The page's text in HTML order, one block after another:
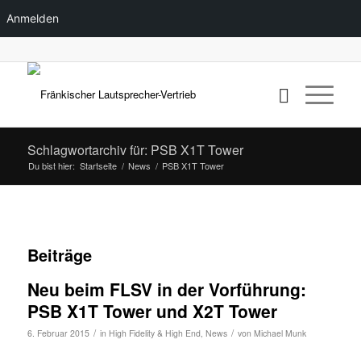
Anmelden
Schlagwortarchiv für: PSB X1T Tower
Du bist hier: Startseite / News / PSB X1T Tower
Beiträge
Neu beim FLSV in der Vorführung:
PSB X1T Tower und X2T Tower
6. Februar 2015 / in High Fidelity & High End, News / von Michael Munk